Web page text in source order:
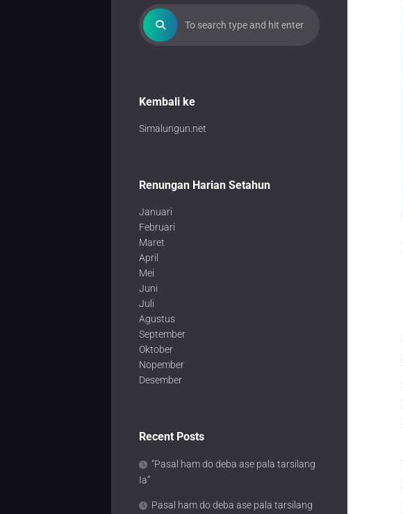
Kembali ke
Simalungun.net
Renungan Harian Setahun
Januari
Februari
Maret
April
Mei
Juni
Juli
Agustus
September
Oktober
Nopember
Desember
Recent Posts
“Pasal ham do deba ase pala tarsilang
Ia”
Pasal ham do deba ase pala tarsilang